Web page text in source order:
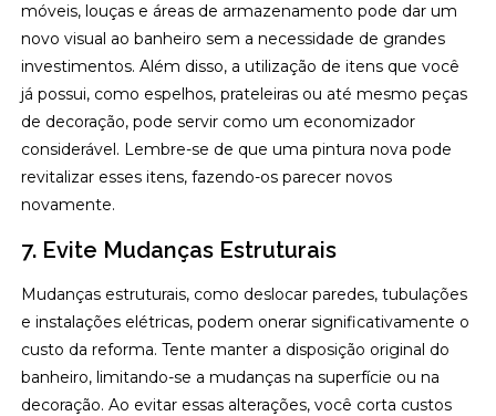
móveis, louças e áreas de armazenamento pode dar um
novo visual ao banheiro sem a necessidade de grandes
investimentos. Além disso, a utilização de itens que você
já possui, como espelhos, prateleiras ou até mesmo peças
de decoração, pode servir como um economizador
considerável. Lembre-se de que uma pintura nova pode
revitalizar esses itens, fazendo-os parecer novos
novamente.
7. Evite Mudanças Estruturais
Mudanças estruturais, como deslocar paredes, tubulações
e instalações elétricas, podem onerar significativamente o
custo da reforma. Tente manter a disposição original do
banheiro, limitando-se a mudanças na superfície ou na
decoração. Ao evitar essas alterações, você corta custos